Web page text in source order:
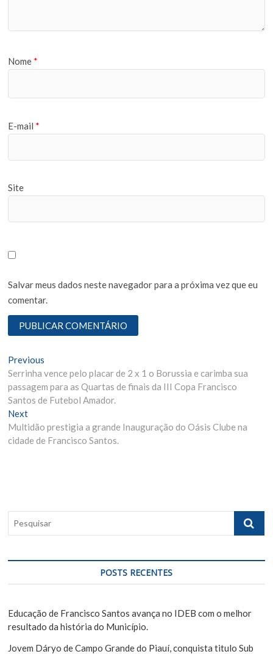
Nome *
E-mail *
Site
Salvar meus dados neste navegador para a próxima vez que eu
comentar.
N
a
v
e
g
o
d
e
s
t
Previous
r
e
v
o
u
:
Serrinha vence pelo placar de 2 x 1 o Borussia e carimba sua
passagem para as Quartas de finais da III Copa Francisco
Santos de Futebol Amador.
Next
e
x
:
Multidão prestigia a grande Inauguração do Oásis Clube na
cidade de Francisco Santos.
q
i
a
POSTS RECENTES
Educação de Francisco Santos avança no IDEB com o melhor
resultado da história do Município.
Jovem Dáryo de Campo Grande do Piauí, conquista titulo Sub